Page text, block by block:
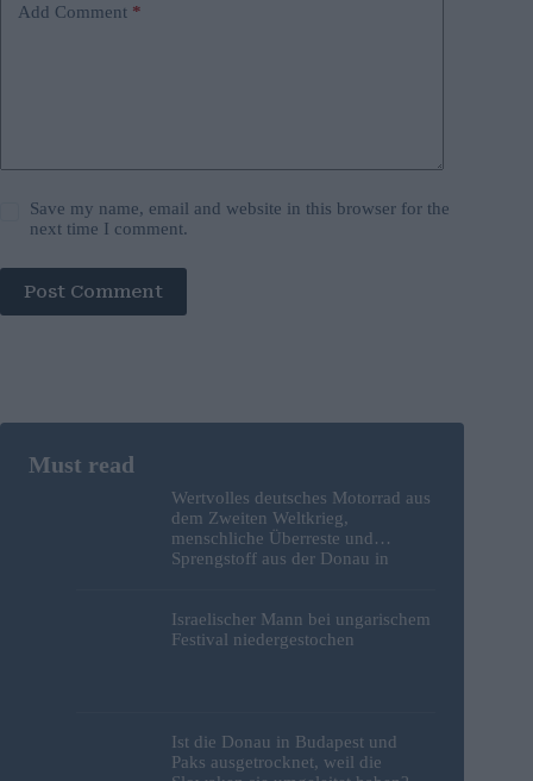
Add Comment *
Save my name, email and website in this browser for the
next time I comment.
Post Comment
Wertvolles deutsches Motorrad aus
dem Zweiten Weltkrieg,
menschliche Überreste und
Sprengstoff aus der Donau in
Israelischer Mann bei ungarischem
Festival niedergestochen
Ist die Donau in Budapest und
Paks ausgetrocknet, weil die